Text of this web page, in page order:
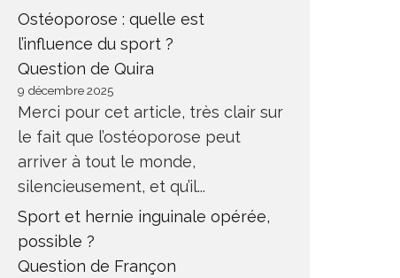
SANTÉ
Ostéoporose : quelle est
l’influence du sport ?
Question de Quira
9 décembre 2025
Merci pour cet article, très clair sur
le fait que l’ostéoporose peut
arriver à tout le monde,
silencieusement, et qu’il...
Sport et hernie inguinale opérée,
possible ?
Question de Françon